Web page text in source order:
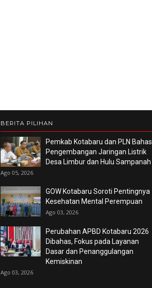
BERITA PILIHAN
Pemkab Kotabaru dan PLN Bahas
Pengembangan Jaringan Listrik
Desa Limbur dan Hulu Sampanah
Ago 05, 2026
GOW Kotabaru Soroti Pentingnya
Kesehatan Mental Perempuan
Ago 03, 2026
Perubahan APBD Kotabaru 2026
Dibahas, Fokus pada Layanan
Dasar dan Penanggulangan
Kemiskinan
Ago 03, 2026